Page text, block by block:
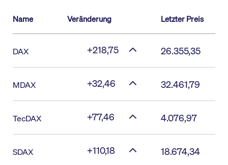
Name Veränderung Letzter Preis
DAX +218,75 26.355,35
MDAX +32,46 32.461,79
TecDAX +77,46 4.076,97
SDAX +110,18 18.674,34